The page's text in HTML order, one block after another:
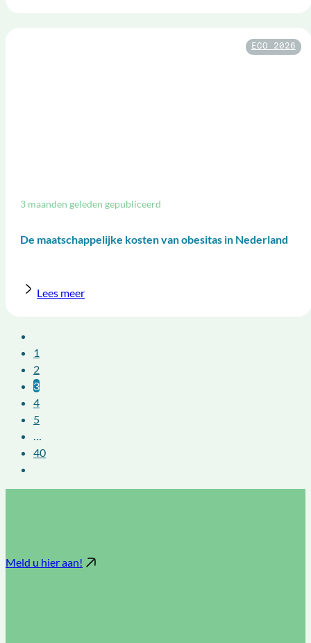
De maatschappelijke kosten van obesitas in Nederland
3 maanden geleden gepubliceerd
Lees meer
ECO 2026
1
2
3
4
5
…
40
Meld u hier aan!